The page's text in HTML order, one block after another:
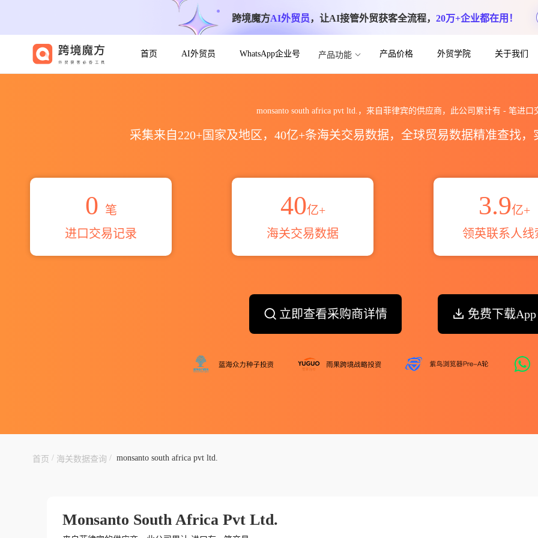
跨境魔方AI外贸员，让AI接管外贸获客全流程， 20万+企业都在用！
首页 AI外贸员 WhatsApp企业号 产品功能 产品价格 外贸学院 关于我们
monsanto south africa pvt ltd.，来自菲律宾的供应商，此公司累计有 - 笔进口
采集来自220+国家及地区，40亿+条海关交易数据，全球贸易数据精准查找
0 笔
进口交易记录
40亿+
海关交易数据
3.9亿+
领英联系人线
立即查看采购商详情 免费下载App
首页 / 海关数据查询 / monsanto south africa pvt ltd.
Monsanto South Africa Pvt Ltd.